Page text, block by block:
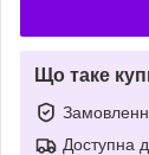
Що таке
Доступна